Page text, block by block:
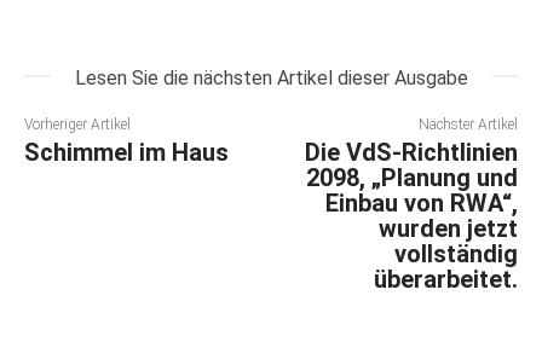
Lesen Sie die nächsten Artikel dieser Ausgabe
Vorheriger Artikel
Schimmel im Haus
Nächster Artikel
Die VdS-Richtlinien
2098, „Planung und
Einbau von RWA“,
wurden jetzt
vollständig
überarbeitet.